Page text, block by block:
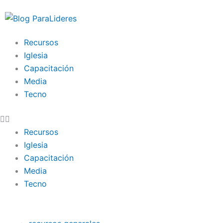
al
Recursos
Iglesia
Capacitación
Media
Tecno
Recursos
Iglesia
Capacitación
Media
Tecno